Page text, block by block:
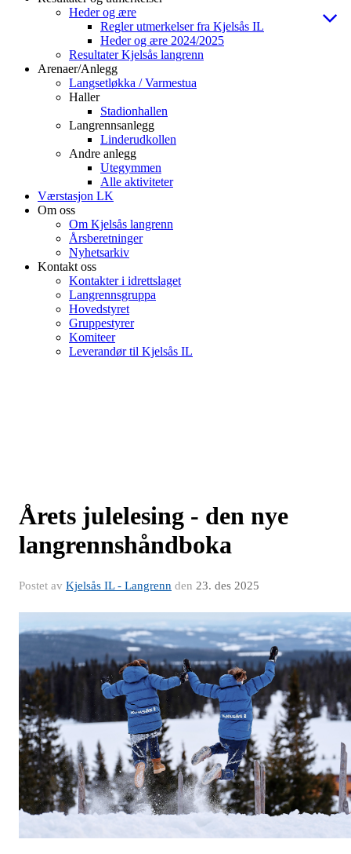
Heder og ære
Regler utmerkelser fra Kjelsås IL
Heder og ære 2024/2025
Resultater Kjelsås langrenn
Arenaer/Anlegg
Langsetløkka / Varmestua
Haller
Stadionhallen
Langrennsanlegg
Linderudkollen
Andre anlegg
Utegymmen
Alle aktiviteter
Værstasjon LK
Om oss
Om Kjelsås langrenn
Årsberetninger
Nyhetsarkiv
Kontakt oss
Kontakter i idrettslaget
Langrennsgruppa
Hovedstyret
Gruppestyrer
Komiteer
Leverandør til Kjelsås IL
Årets julelesing - den nye
langrennshåndboka
Postet av Kjelsås IL - Langrenn den 23. des 2025